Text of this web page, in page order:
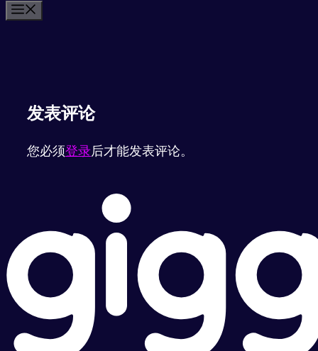
发表评论
您必须登录后才能发表评论。